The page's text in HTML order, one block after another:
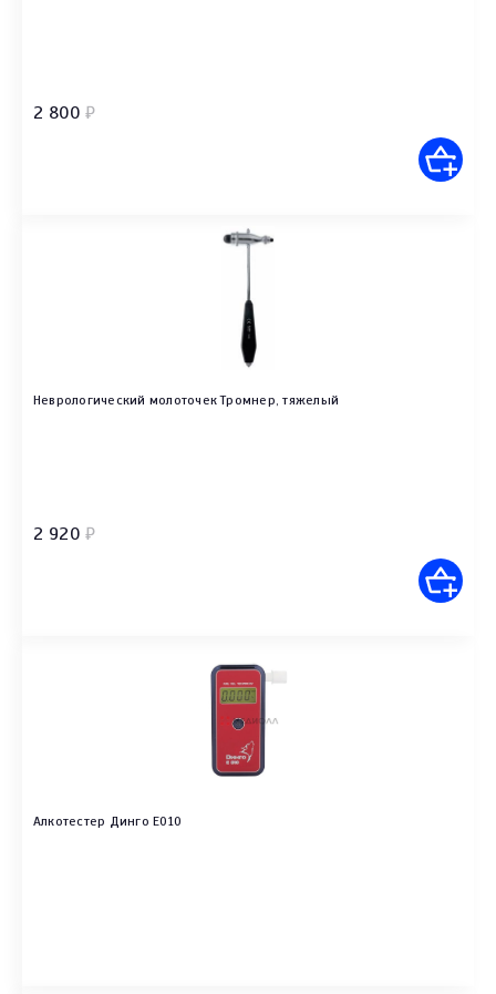
2 800 ₽
Неврологический молоточек Тромнер, тяжелый
2 920 ₽
Алкотестер Динго Е010